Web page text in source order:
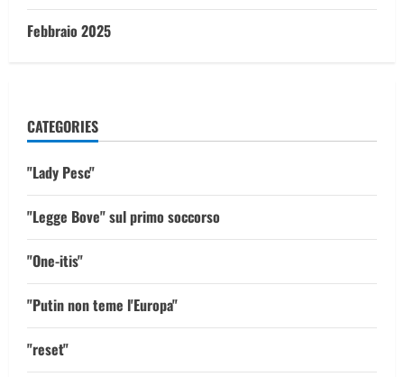
Febbraio 2025
CATEGORIES
"Lady Pesc"
"Legge Bove" sul primo soccorso
"One-itis"
"Putin non teme l'Europa"
"reset"